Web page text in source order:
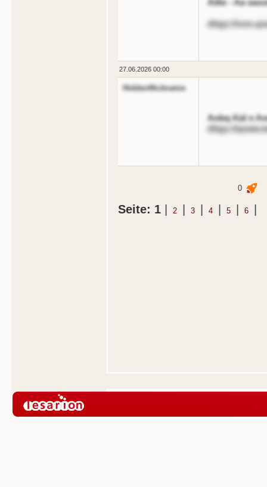
Ailte - Aa
dttgs://
27.06.2026 00:00
HiddenNickname
Anbq Aid n
dttgs://
0
Seite: 1 2 3 4 5 6